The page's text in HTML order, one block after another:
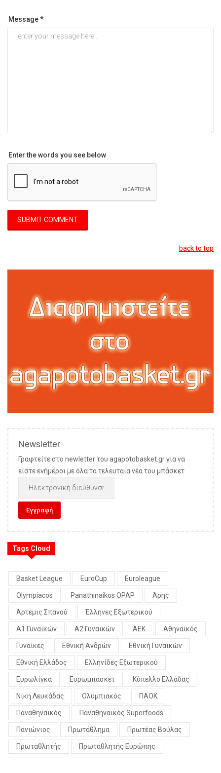
Message *
Enter the words you see below
back to top
Newsletter
Γραφτείτε στο newletter του agapotobasket.gr για να
είστε ενήμεροι με όλα τα τελευταία νέα του μπάσκετ
Tags Cloud
Basket League EuroCup Euroleague
Olympiacos Panathinaikos OPAP Άρης
Άρτεμις Σπανού Έλληνες Εξωτερικού
Α1 Γυναικών Α2 Γυναικών ΑΕΚ Αθηναικός
Γυναίκες Εθνική Ανδρών Εθνική Γυναικών
Εθνική Ελλάδος Ελληνίδες Εξωτερικού
Ευρωλίγκα Ευρωμπάσκετ Κύπελλο Ελλάδας
Νίκη Λευκάδας Ολυμπιακός ΠΑΟΚ
Παναθηναϊκός Παναθηναϊκός Superfoods
Πανιώνιος Πρωτάθλημα Πρωτέας Βούλας
Πρωταθλητής Πρωταθλητής Ευρώπης